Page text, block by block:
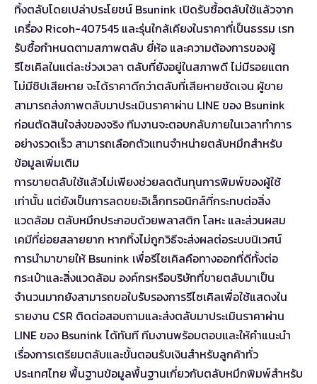
ทิ้งตลับโดยเปล่าประโยชน์ Bsunink เปิดรับซื้อตลับใช้แล้วจาก
เครื่อง Ricoh-407545 และรุ่นใกล้เคียงในราคาที่เป็นธรรม เรท
รับซื้อกำหนดตามสภาพตลับ ยี่ห้อ และความต้องการของผู้
รีไซเคิลในแต่ละช่วงเวลา ตลับที่ยังอยู่ในสภาพดี ไม่มีรอยแตก
ไม่มีชิปเสียหาย จะได้ราคาดีกว่าตลับที่เสียหายชัดเจน ผู้ขาย
สามารถส่งภาพตลับมาประเมินราคาผ่าน LINE ของ Bsunink
ก่อนตัดสินใจส่งของจริง ทีมงานจะตอบกลับภายในเวลาทำการ
อย่างรวดเร็ว สามารถเลือกตัวแทนจำหน่ายตลับหมึกสำหรับ
ข้อมูลเพิ่มเติม
การขายตลับใช้แล้วไม่เพียงช่วยลดต้นทุนการพิมพ์ของผู้ใช้
เท่านั้น แต่ยังเป็นการลดขยะอิเล็กทรอนิกส์ที่กระทบต่อสิ่ง
แวดล้อม ตลับหมึกประกอบด้วยพลาสติก โลหะ และส่วนผสม
เคมีที่ย่อยสลายยาก หากทิ้งไม่ถูกวิธีจะส่งผลต่อระบบนิเวศน์
การนำมาขายให้ Bsunink เพื่อรีไซเคิลคือทางออกที่ดีทั้งต่อ
กระเป๋าและสิ่งแวดล้อม องค์กรหรือบริษัทที่ขายตลับมาเป็น
จำนวนมากยังสามารถขอใบรับรองการรีไซเคิลเพื่อใช้แสดงใน
รายงาน CSR ติดต่อสอบถามและส่งตลับมาประเมินราคาผ่าน
LINE ของ Bsunink ได้ทันที ทีมงานพร้อมตอบและให้คำแนะนำ
เรื่องการเตรียมตลับและขั้นตอนรับเงินสำหรับลูกค้าทั่ว
ประเทศไทย พื้นฐานข้อมูลพื้นฐานเกี่ยวกับตลับหมึกพิมพ์สำหรับ